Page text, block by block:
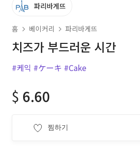
파리바게뜨
홈 베이커리 파리바게뜨
치즈가 부드러운 시간
#케익 #ケーキ #Cake
$ 6.60
찜하기